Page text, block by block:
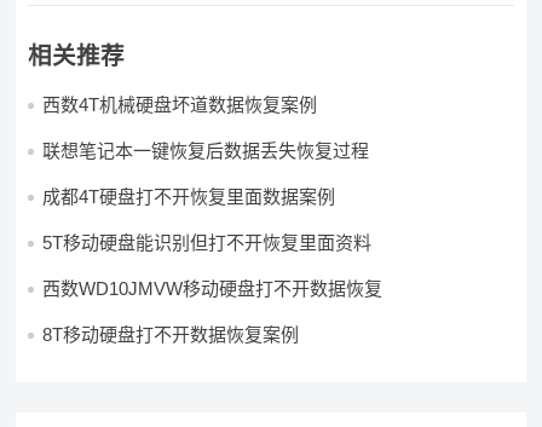
相关推荐
西数4T机械硬盘坏道数据恢复案例
联想笔记本一键恢复后数据丢失恢复过程
成都4T硬盘打不开恢复里面数据案例
5T移动硬盘能识别但打不开恢复里面资料
西数WD10JMVW移动硬盘打不开数据恢复
8T移动硬盘打不开数据恢复案例